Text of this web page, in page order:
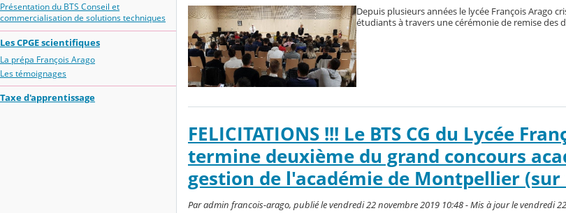
Présentation du BTS Conseil et
commercialisation de solutions techniques
Les CPGE scientifiques
La prépa François Arago
Les témoignages
Taxe d'apprentissage
Depuis plusieurs années le lycée François Arago
étudiants à travers une cérémonie de remise des
FELICITATIONS !!! Le BTS CG du Lycée
termine deuxième du grand concours
gestion de l'académie de Montpellier (sur
Par admin francois-arago, publié le vendredi 22 novembre 2019 10:48 - Mis à jour le vendredi